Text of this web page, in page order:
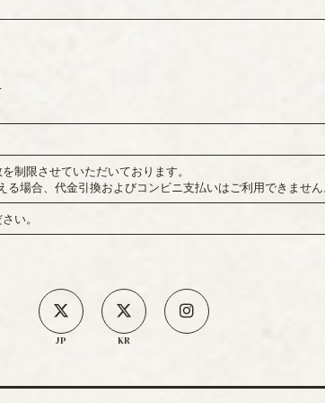
制限させていただいております。
る場合、代金引換およびコンビニ支払いはご利用できませ
い。
JP KR